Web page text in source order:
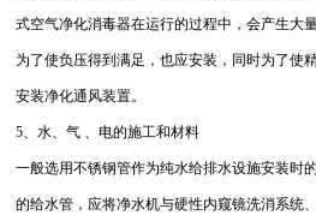
式空气净化消毒器在运行的过程中，会产生大
为了使负压得到满足，也应安装，同时为了使
安装净化通风装置。
5、水、气 、电的施工和材料
一般选用不锈钢管作为纯水给排水设施安装时
的给水管，应将净水机与硬性内窥镜洗消系统